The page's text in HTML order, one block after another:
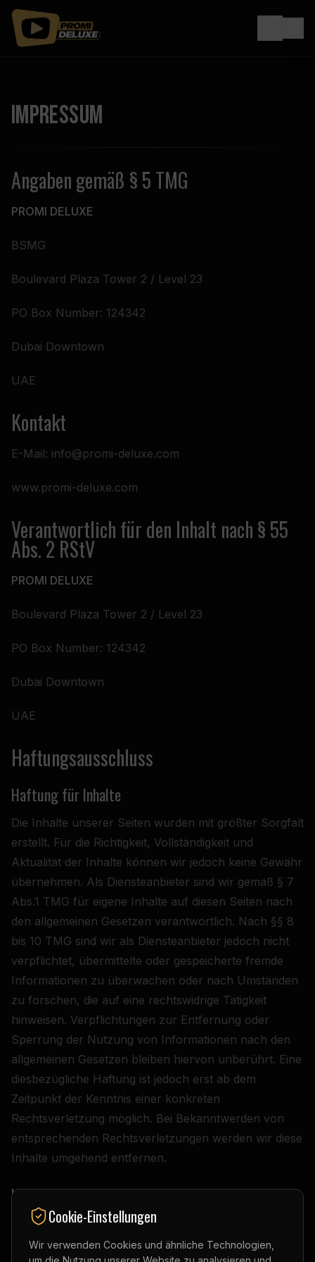
Impressum
Angaben gemäß § 5 TMG
PROMI DELUXE
BSMG
Boulevard Plaza Tower 2 / Level 23
PO Box Number: 124342
Dubai Downtown
UAE
Kontakt
E-Mail: info@promi-deluxe.com
www.promi-deluxe.com
Verantwortlich für den Inhalt nach § 55
Abs. 2 RStV
PROMI DELUXE
Boulevard Plaza Tower 2 / Level 23
PO Box Number: 124342
Dubai Downtown
UAE
Haftungsausschluss
Haftung für Inhalte
Die Inhalte unserer Seiten wurden mit größter Sorgfalt
erstellt. Für die Richtigkeit, Vollständigkeit und
Aktualität der Inhalte können wir jedoch keine Gewähr
übernehmen. Als Diensteanbieter sind wir gemäß § 7
Abs.1 TMG für eigene Inhalte auf diesen Seiten nach
den allgemeinen Gesetzen verantwortlich. Nach §§ 8
bis 10 TMG sind wir als Diensteanbieter jedoch nicht
verpflichtet, übermittelte oder gespeicherte fremde
Informationen zu überwachen oder nach Umständen
zu forschen, die auf eine rechtswidrige Tätigkeit
hinweisen. Verpflichtungen zur Entfernung oder
Sperrung der Nutzung von Informationen nach den
allgemeinen Gesetzen bleiben hiervon unberührt. Eine
diesbezügliche Haftung ist jedoch erst ab dem
Zeitpunkt der Kenntnis einer konkreten
Rechtsverletzung möglich. Bei Bekanntwerden von
entsprechenden Rechtsverletzungen werden wir diese
Inhalte umgehend entfernen.
Haftung für Links
Unser Angebot enthält Links zu externen Webseiten
Dritter, auf deren Inhalte wir keinen Einfluss haben.
Cookie-Einstellungen
Wir verwenden Cookies und ähnliche Technologien,